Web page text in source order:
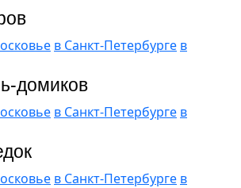
в Санкт-Петербурге в
домиков
в Санкт-Петербурге в
в Санкт-Петербурге в